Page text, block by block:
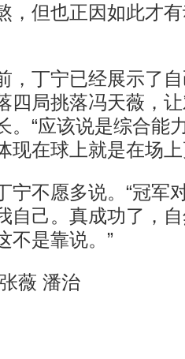
，但也正因如此才
丁宁已经展示了自
四局挑落冯天薇，
。“应该说是综合能
现在球上就是在场上
不愿多说。“冠军
自己。真成功了，
不是靠说。”
薇 潘治